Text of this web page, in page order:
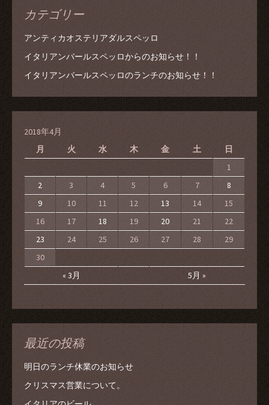
カテゴリー
アンティカオステリアダルスペッロ
イタリアンバールスペッロからのお知らせ！！
イタリアンバールスペッロのランチのお知らせ！！
2018年4月
月
火 水 木 金 土 日
« 3月 5月 »
1
2
3 4 5 6 7
8
9
10 11 12 13 14
15
16
17 18 19 20 21
22
23
24 25 26 27 28
29
30
最近の投稿
明日のランチ休業のお知らせ
クリスマス営業について。